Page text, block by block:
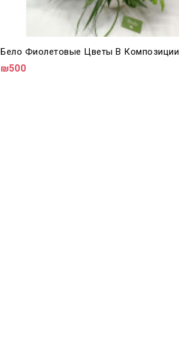
Бело Фиолетовые Цветы В Композиции
₪500